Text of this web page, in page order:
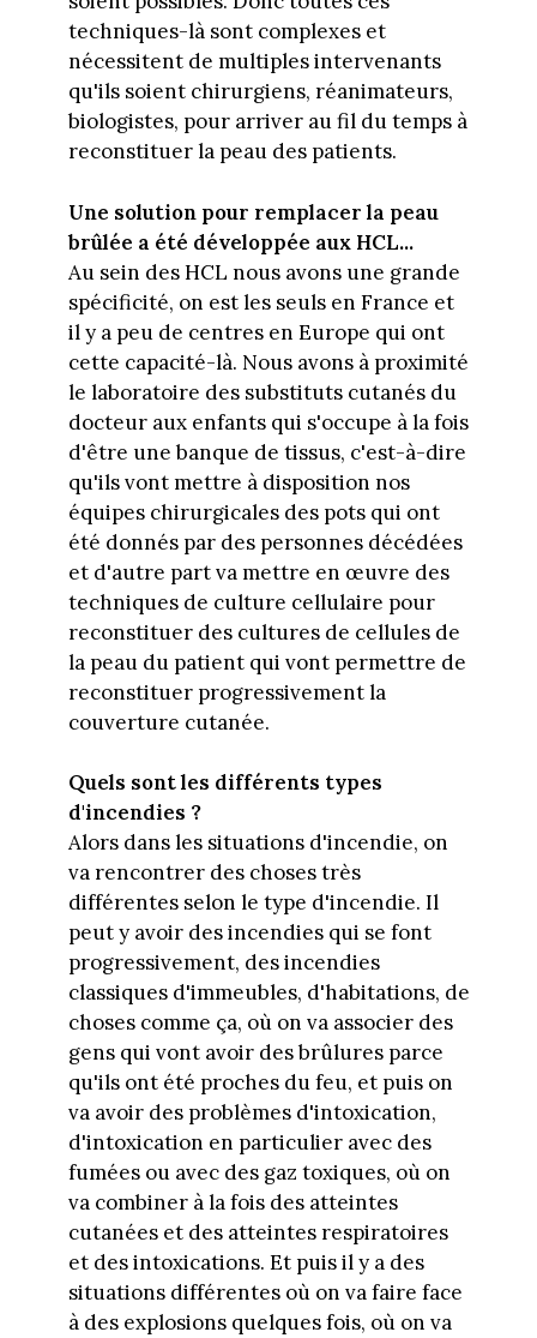
techniques-là sont complexes et
nécessitent de multiples intervenants
qu'ils soient chirurgiens, réanimateurs,
biologistes, pour arriver au fil du temps à
reconstituer la peau des patients.
Une solution pour remplacer la peau
brûlée a été développée aux HCL...
Au sein des HCL nous avons une grande
spécificité, on est les seuls en France et
il y a peu de centres en Europe qui ont
cette capacité-là. Nous avons à proximité
le laboratoire des substituts cutanés du
docteur aux enfants qui s'occupe à la fois
d'être une banque de tissus, c'est-à-dire
qu'ils vont mettre à disposition nos
équipes chirurgicales des pots qui ont
été donnés par des personnes décédées
et d'autre part va mettre en œuvre des
techniques de culture cellulaire pour
reconstituer des cultures de cellules de
la peau du patient qui vont permettre de
reconstituer progressivement la
couverture cutanée.
Quels sont les différents types
d'incendies ?
Alors dans les situations d'incendie, on
va rencontrer des choses très
différentes selon le type d'incendie. Il
peut y avoir des incendies qui se font
progressivement, des incendies
classiques d'immeubles, d'habitations, de
choses comme ça, où on va associer des
gens qui vont avoir des brûlures parce
qu'ils ont été proches du feu, et puis on
va avoir des problèmes d'intoxication,
d'intoxication en particulier avec des
fumées ou avec des gaz toxiques, où on
va combiner à la fois des atteintes
cutanées et des atteintes respiratoires
et des intoxications. Et puis il y a des
situations différentes où on va faire face
à des explosions quelques fois, où on va